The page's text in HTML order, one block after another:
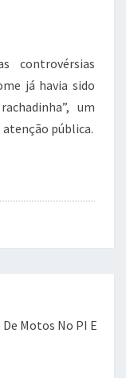
controvérsias
já havia sido
um
pública.
Motos No PI E